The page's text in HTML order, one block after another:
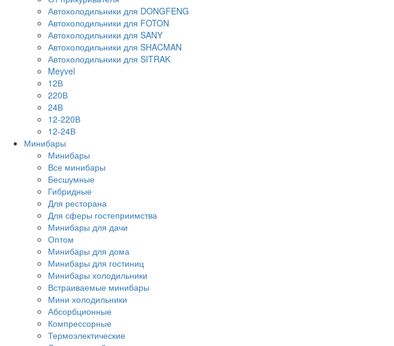
Автохолодильники для DONGFENG
Автохолодильники для FOTON
Автохолодильники для SANY
Автохолодильники для SHACMAN
Автохолодильники для SITRAK
Meyvel
12В
220В
24В
12-220В
12-24В
Минибары
Минибары
Все минибары
Бесшумные
Гибридные
Для ресторана
Для сферы гостеприимства
Минибары для дачи
Оптом
Минибары для дома
Минибары для гостиниц
Минибары холодильники
Встраиваемые минибары
Мини холодильники
Абсорбционные
Компрессорные
Термоэлектические